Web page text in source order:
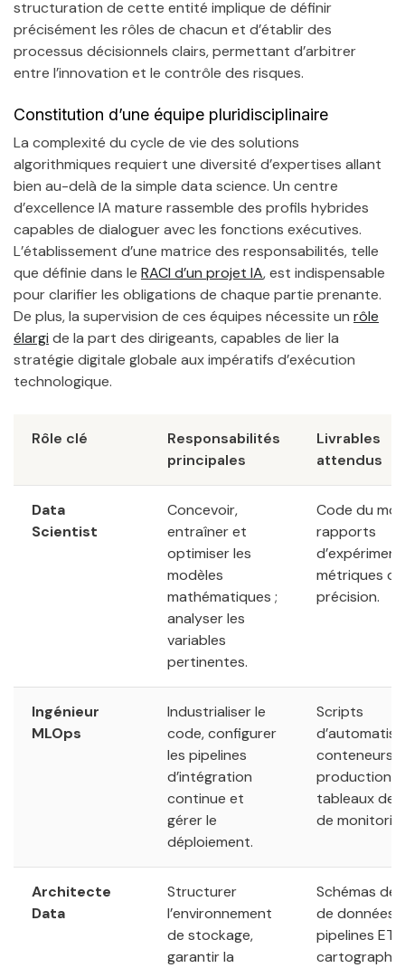
structuration de cette entité implique de définir
précisément les rôles de chacun et d’établir des
processus décisionnels clairs, permettant d’arbitrer
entre l’innovation et le contrôle des risques.
Constitution d’une équipe pluridisciplinaire
La complexité du cycle de vie des solutions
algorithmiques requiert une diversité d’expertises allant
bien au-delà de la simple data science. Un centre
d’excellence IA mature rassemble des profils hybrides
capables de dialoguer avec les fonctions exécutives.
L’établissement d’une matrice des responsabilités, telle
que définie dans le RACI d’un projet IA, est indispensable
pour clarifier les obligations de chaque partie prenante.
De plus, la supervision de ces équipes nécessite un rôle
élargi de la part des dirigeants, capables de lier la
stratégie digitale globale aux impératifs d’exécution
technologique.
Rôle clé
Responsabilités
principales
Livrables
attendus
Data
Scientist
Concevoir,
entraîner et
optimiser les
modèles
mathématiques ;
analyser les
variables
pertinentes.
Code du
rapports
métriques de
précision.
Ingénieur
MLOps
Industrialiser le
code, configurer
les pipelines
d’intégration
continue et
gérer le
déploiement.
Scripts
conteneurs
production,
tableaux de
de
Architecte
Data
Structurer
l’environnement
de stockage,
garantir la
Schémas de
de données,
pipelines